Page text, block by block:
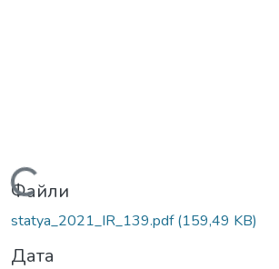
Вантажиться...
Файли
statya_2021_IR_139.pdf(159,49 KB)
Дата